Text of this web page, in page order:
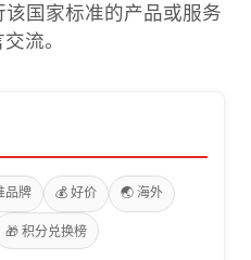
国家标准的产品或服务
流。
品牌 💰 好价 🌏 海外
🎁 积分兑换榜